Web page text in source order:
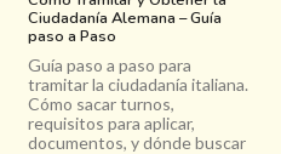
Ciudadanía Alemana – Guía
paso a Paso
Guía paso a paso para
tramitar la ciudadanía italiana.
Cómo sacar turnos,
requisitos para aplicar,
documentos, y dónde buscar